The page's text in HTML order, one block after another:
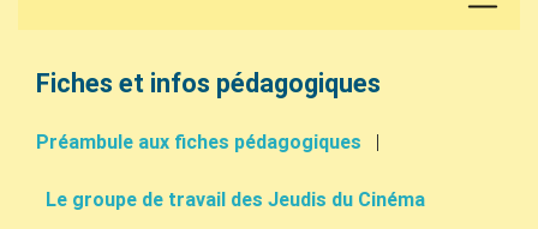
Fiches et infos pédagogiques
Préambule aux fiches pédagogiques |
Le groupe de travail des Jeudis du Cinéma